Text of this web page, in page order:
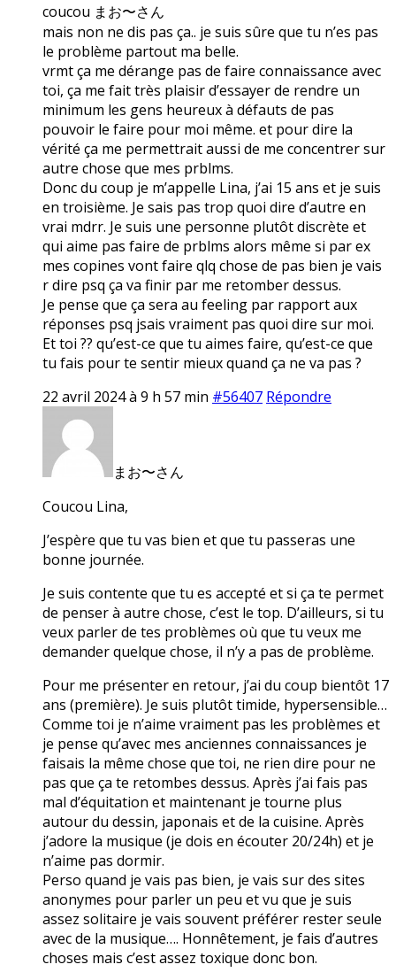
coucou まお〜さん
mais non ne dis pas ça.. je suis sûre que tu n’es pas
le problème partout ma belle.
vrmt ça me dérange pas de faire connaissance avec
toi, ça me fait très plaisir d’essayer de rendre un
minimum les gens heureux à défauts de pas
pouvoir le faire pour moi même. et pour dire la
vérité ça me permettrait aussi de me concentrer sur
autre chose que mes prblms.
Donc du coup je m’appelle Lina, j’ai 15 ans et je suis
en troisième. Je sais pas trop quoi dire d’autre en
vrai mdrr. Je suis une personne plutôt discrète et
qui aime pas faire de prblms alors même si par ex
mes copines vont faire qlq chose de pas bien je vais
r dire psq ça va finir par me retomber dessus.
Je pense que ça sera au feeling par rapport aux
réponses psq jsais vraiment pas quoi dire sur moi.
Et toi ?? qu’est-ce que tu aimes faire, qu’est-ce que
tu fais pour te sentir mieux quand ça ne va pas ?
22 avril 2024 à 9 h 57 min #56407 Répondre
まお〜さん
Coucou Lina,
J’espère que tu vas bien et que tu passeras une
bonne journée.
Je suis contente que tu es accepté et si ça te permet
de penser à autre chose, c’est le top. D’ailleurs, si tu
veux parler de tes problèmes où que tu veux me
demander quelque chose, il n’y a pas de problème.
Pour me présenter en retour, j’ai du coup bientôt 17
ans (première). Je suis plutôt timide, hypersensible…
Comme toi je n’aime vraiment pas les problèmes et
je pense qu’avec mes anciennes connaissances je
faisais la même chose que toi, ne rien dire pour ne
pas que ça te retombes dessus. Après j’ai fais pas
mal d’équitation et maintenant je tourne plus
autour du dessin, japonais et de la cuisine. Après
j’adore la musique (je dois en écouter 20/24h) et je
n’aime pas dormir.
Perso quand je vais pas bien, je vais sur des sites
anonymes pour parler un peu et vu que je suis
assez solitaire je vais souvent préférer rester seule
avec de la musique…. Honnêtement, je fais d’autres
choses mais c’est assez toxique donc bon.